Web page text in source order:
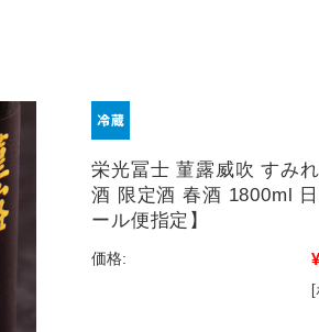
栄光冨士 菫露威吹 すみ
酒 限定酒 春酒 1800ml
ール便指定】
価格: